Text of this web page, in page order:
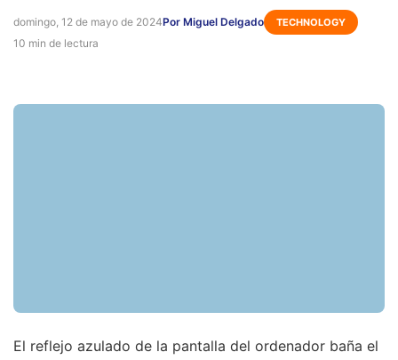
domingo, 12 de mayo de 2024Por Miguel Delgado TECHNOLOGY
10 min de lectura
El reflejo azulado de la pantalla del ordenador baña el